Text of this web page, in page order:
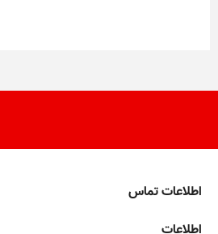
اطلاعات تماس